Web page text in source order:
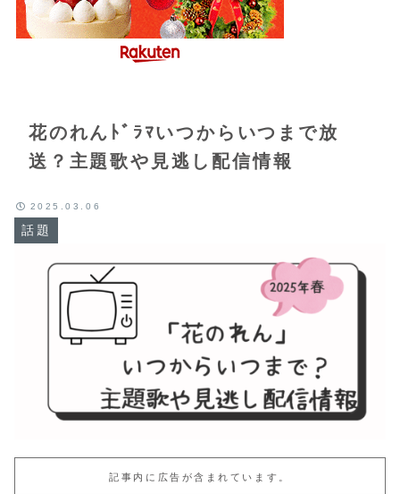
花のれんﾄﾞﾗﾏいつからいつまで放
送？主題歌や見逃し配信情報
話題
2025.03.06
記事内に広告が含まれています。